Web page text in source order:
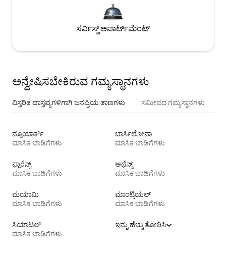
ಸರ್ವಿಸ್ಡ್ ಅಪಾರ್ಟ್‌ಮೆಂಟ್
ಅನ್ವೇಷಿಸಬೇಕಿರುವ ಗಮ್ಯಸ್ಥಾನಗಳು
ವಿಸ್ತರಿತ ವಾಸ್ತವ್ಯಗಳಿಗಾಗಿ ಜನಪ್ರಿಯ ತಾಣಗಳು ಸಮೀಪದ ಗಮ್ಯಸ್ಥಾನಗಳು
ನ್ಯೂಯಾರ್ಕ್
ಮಾಸಿಕ ಬಾಡಿಗೆಗಳು
ಬಾರ್ಸಿಲೋನಾ
ಮಾಸಿಕ ಬಾಡಿಗೆಗಳು
ಫ್ಲಾರೆನ್ಸ್
ಮಾಸಿಕ ಬಾಡಿಗೆಗಳು
ಅಥೆನ್ಸ್
ಮಾಸಿಕ ಬಾಡಿಗೆಗಳು
ಮಯಾಮಿ
ಮಾಸಿಕ ಬಾಡಿಗೆಗಳು
ಮಾಂಟ್ರಿಯಲ್
ಮಾಸಿಕ ಬಾಡಿಗೆಗಳು
ಸಿಯಾಟಲ್
ಮಾಸಿಕ ಬಾಡಿಗೆಗಳು
ಇನ್ನು ಹೆಚ್ಚು ತೋರಿಸಿ